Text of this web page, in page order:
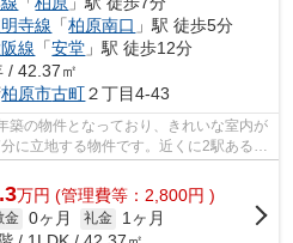
寺線 「柏原南口 」駅 徒歩5分
線 「安堂 」駅 徒歩12分
/ 42.37㎡
柏原市古町２丁目4-43
築の物件となっており、きれいな室内が
に立地する物件です。近くに2駅ある、
ッ...
万円 (管理費等：2,800円 )
金 0ヶ月 礼金
1ヶ月